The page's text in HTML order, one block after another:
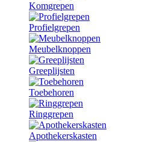
Komgrepen
Profielgrepen
Meubelknoppen
Greeplijsten
Toebehoren
Ringgrepen
Apothekerskasten